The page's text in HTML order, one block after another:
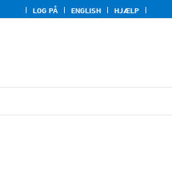
LOG PÅ ENGLISH HJÆLP